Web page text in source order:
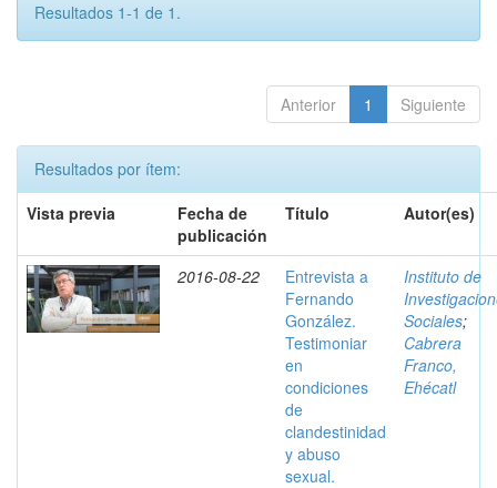
Resultados 1-1 de 1.
Anterior 1 Siguiente
Resultados por ítem:
Vista previa
Fecha de
publicación
Título Autor(es)
2016-08-22
Entrevista a
Fernando
González.
Testimoniar
en
condiciones
de
clandestinidad
y abuso
sexual.
Instituto de
Sociales;
Cabrera
Franco,
Ehécatl